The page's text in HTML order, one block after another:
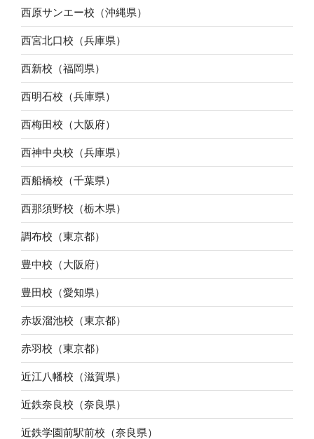
西原サンエー校（沖縄県）
西宮北口校（兵庫県）
西新校（福岡県）
西明石校（兵庫県）
西梅田校（大阪府）
西神中央校（兵庫県）
西船橋校（千葉県）
西那須野校（栃木県）
調布校（東京都）
豊中校（大阪府）
豊田校（愛知県）
赤坂溜池校（東京都）
赤羽校（東京都）
近江八幡校（滋賀県）
近鉄奈良校（奈良県）
近鉄学園前駅前校（奈良県）